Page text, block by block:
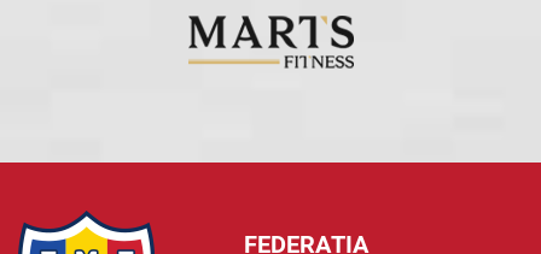
FEDERAȚIA